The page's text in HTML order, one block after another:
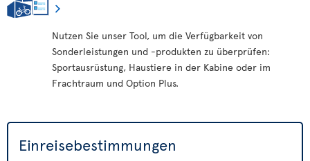
Nutzen Sie unser Tool, um die Verfügbarkeit von
Sonderleistungen und -produkten zu überprüfen:
Sportausrüstung, Haustiere in der Kabine oder im
Frachtraum und Option Plus.
Einreisebestimmungen